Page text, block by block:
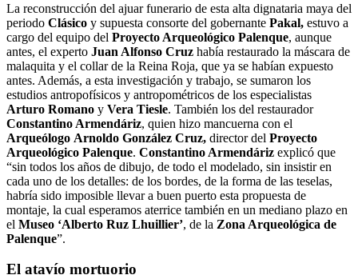
La reconstrucción del ajuar funerario de esta alta dignataria maya del
periodo Clásico y supuesta consorte del gobernante Pakal, estuvo a
cargo del equipo del Proyecto Arqueológico Palenque, aunque
antes, el experto Juan Alfonso Cruz había restaurado la máscara de
malaquita y el collar de la Reina Roja, que ya se habían expuesto
antes. Además, a esta investigación y trabajo, se sumaron los
estudios antropofísicos y antropométricos de los especialistas
Arturo Romano y Vera Tiesle. También los del restaurador
Constantino Armendáriz, quien hizo mancuerna con el
Arqueólogo Arnoldo González Cruz, director del Proyecto
Arqueológico Palenque. Constantino Armendáriz explicó que
“sin todos los años de dibujo, de todo el modelado, sin insistir en
cada uno de los detalles: de los bordes, de la forma de las teselas,
habría sido imposible llevar a buen puerto esta propuesta de
montaje, la cual esperamos aterrice también en un mediano plazo en
el Museo ‘Alberto Ruz Lhuillier’, de la Zona Arqueológica de
Palenque”.
El atavío mortuorio